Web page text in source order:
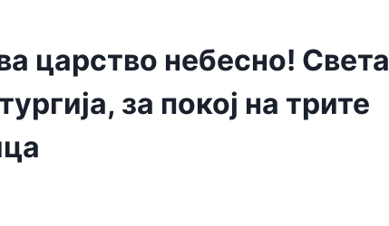
царство небесно! Света
за покој на трите